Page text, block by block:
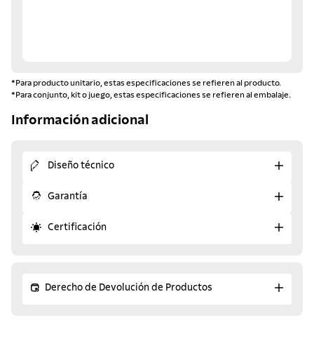
*Para producto unitario, estas especificaciones se refieren al producto.
*Para conjunto, kit o juego, estas especificaciones se refieren al embalaje.
Información adicional
Diseño técnico
Garantía
Certificación
Derecho de Devolución de Productos